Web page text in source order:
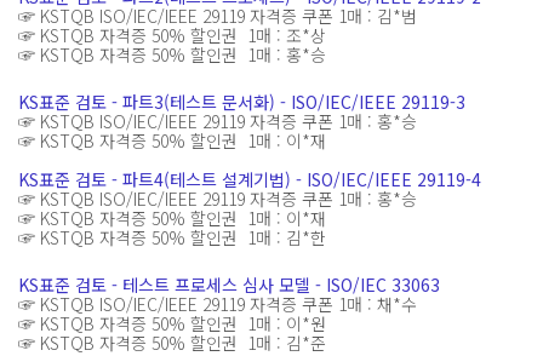
☞ KSTQB ISO/IEC/IEEE 29119 자격증 쿠폰 1매 : 김*범
☞ KSTQB 자격증 50% 할인권 1매 : 조*상
☞ KSTQB 자격증 50% 할인권 1매 : 홍*승
KS표준 검토 - 파트3(테스트 문서화) - ISO/IEC/IEEE 29119-3
☞ KSTQB ISO/IEC/IEEE 29119 자격증 쿠폰 1매 : 홍*승
☞ KSTQB 자격증 50% 할인권 1매 : 이*재
KS표준 검토 - 파트4(테스트 설계기법) - ISO/IEC/IEEE 29119-4
☞ KSTQB ISO/IEC/IEEE 29119 자격증 쿠폰 1매 : 홍*승
☞ KSTQB 자격증 50% 할인권 1매 : 이*재
☞ KSTQB 자격증 50% 할인권 1매 : 김*한
KS표준 검토 - 테스트 프로세스 심사 모델 - ISO/IEC 33063
☞ KSTQB ISO/IEC/IEEE 29119 자격증 쿠폰 1매 : 채*수
☞ KSTQB 자격증 50% 할인권 1매 : 이*원
☞ KSTQB 자격증 50% 할인권 1매 : 김*준